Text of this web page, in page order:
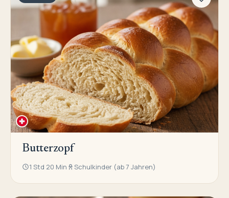
Butterzopf
1 Std 20 Min Schulkinder (ab 7 Jahren)